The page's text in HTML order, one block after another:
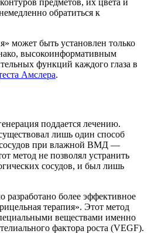
обратиться к
может быть установлен только
высокоинформативным
функций каждого глаза в
Амслера.
поддается лечению.
лишь один способ
сосудов при влажной ВМД —
метод не позволял устранить
сосудов, и был лишь
разработано более эффективное
терапия». Этот метод
веществами именно
фактора роста (VEGF).